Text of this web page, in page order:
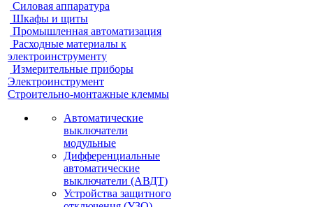
Силовая аппаратура
Шкафы и щиты
Промышленная автоматизация
Расходные материалы к
электроинструменту
Измерительные приборы
Электроинструмент
Строительно-монтажные клеммы
Автоматические
выключатели
модульные
Дифференциальные
автоматические
выключатели (АВДТ)
Устройства защитного